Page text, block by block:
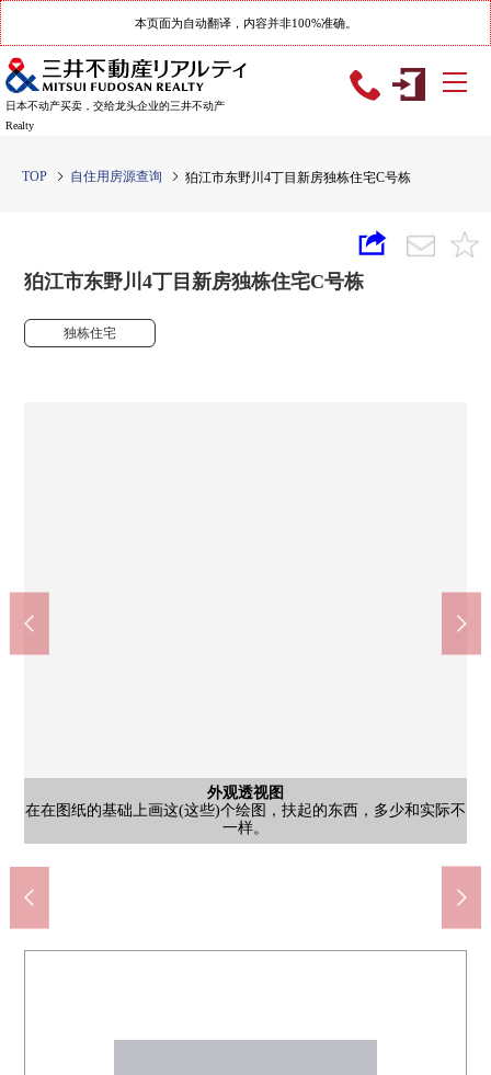
本页面为自动翻译，内容并非100%准确。
日本不动产买卖，交给龙头企业的三井不动产
Realty
TOP 自住用房源查询 狛江市东野川4丁目新房独栋住宅C号栋
狛江市东野川4丁目新房独栋住宅C号栋
独栋住宅
外观透视图
在在图纸的基础上画这(这些)个绘图，扶起的东西，多少和实际不
一样。
外观
外观(2026年4月17日拍摄)
外观
外观(2026年4月17日拍摄)
外观
外观(2026年4月17日拍摄)
含有前面道路的外观
前面道路(2026年4月17日拍摄)
Inageya狛江东野川商店(约460m)
7-Eleven调布野川大桥南商店(约610m)
杉药房狛江商店(约1190m)
步行15分钟。
市立狛江第4中学(约340m)